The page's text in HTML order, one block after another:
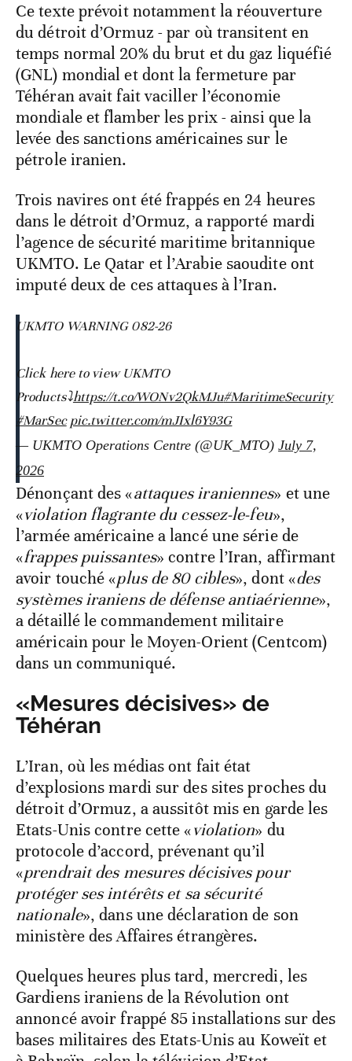
Ce texte prévoit notamment la réouverture
du détroit d’Ormuz - par où transitent en
temps normal 20% du brut et du gaz liquéfié
(GNL) mondial et dont la fermeture par
Téhéran avait fait vaciller l’économie
mondiale et flamber les prix - ainsi que la
levée des sanctions américaines sur le
pétrole iranien.
Trois navires ont été frappés en 24 heures
dans le détroit d’Ormuz, a rapporté mardi
l’agence de sécurité maritime britannique
UKMTO. Le Qatar et l’Arabie saoudite ont
imputé deux de ces attaques à l’Iran.
UKMTO WARNING 082-26
Click here to view UKMTO
Products⤵️https://t.co/WONv2QkMJu#MaritimeSecurity
#MarSec pic.twitter.com/mJIxl6Y93G
— UKMTO Operations Centre (@UK_MTO) July 7,
2026
Dénonçant des «attaques iraniennes» et une
«violation flagrante du cessez-le-feu»,
l’armée américaine a lancé une série de
«frappes puissantes» contre l’Iran, affirmant
avoir touché «plus de 80 cibles», dont «des
systèmes iraniens de défense antiaérienne»,
a détaillé le commandement militaire
américain pour le Moyen-Orient (Centcom)
dans un communiqué.
«Mesures décisives» de
Téhéran
L’Iran, où les médias ont fait état
d’explosions mardi sur des sites proches du
détroit d’Ormuz, a aussitôt mis en garde les
Etats-Unis contre cette «violation» du
protocole d’accord, prévenant qu’il
«prendrait des mesures décisives pour
protéger ses intérêts et sa sécurité
nationale», dans une déclaration de son
ministère des Affaires étrangères.
Quelques heures plus tard, mercredi, les
Gardiens iraniens de la Révolution ont
annoncé avoir frappé 85 installations sur des
bases militaires des Etats-Unis au Koweït et